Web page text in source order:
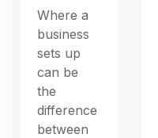
Where a
business
sets up
can be
the
difference
between